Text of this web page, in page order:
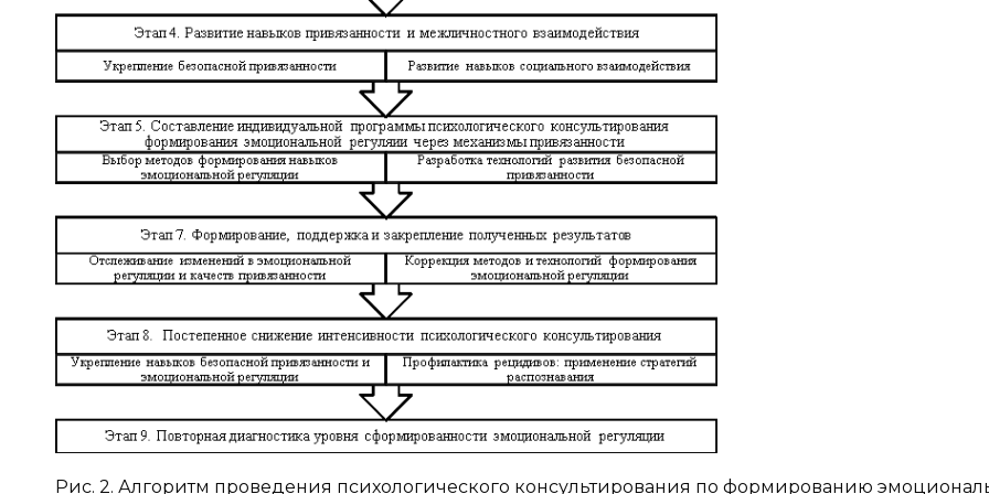
Рис. 2. Алгоритм проведения психологического консультирования по формированию